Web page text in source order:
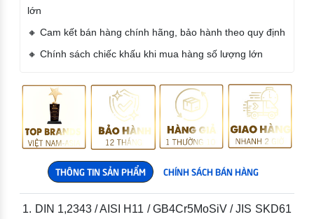
lớn
🔸 Cam kết bán hàng chính hãng, bảo hành theo quy định
🔸 Chính sách chiếc khấu khi mua hàng số lượng lớn
THÔNG TIN SẢN PHẨM CHÍNH SÁCH BÁN HÀNG
1. DIN 1,2343 / AISI H11 / GB4Cr5MoSiV / JIS SKD61